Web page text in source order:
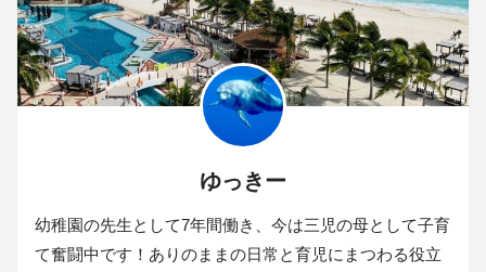
ゆっきー
幼稚園の先生として7年間働き、今は三児の母として子育
て奮闘中です！ありのままの日常と育児にまつわる役立